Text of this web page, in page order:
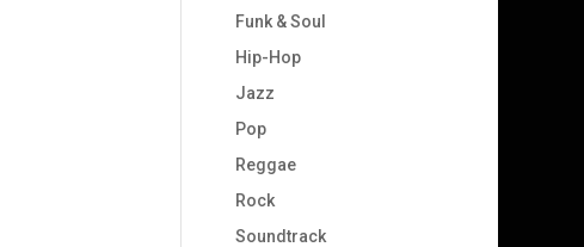
Funk & Soul
Hip-Hop
Jazz
Pop
Reggae
Rock
Soundtrack